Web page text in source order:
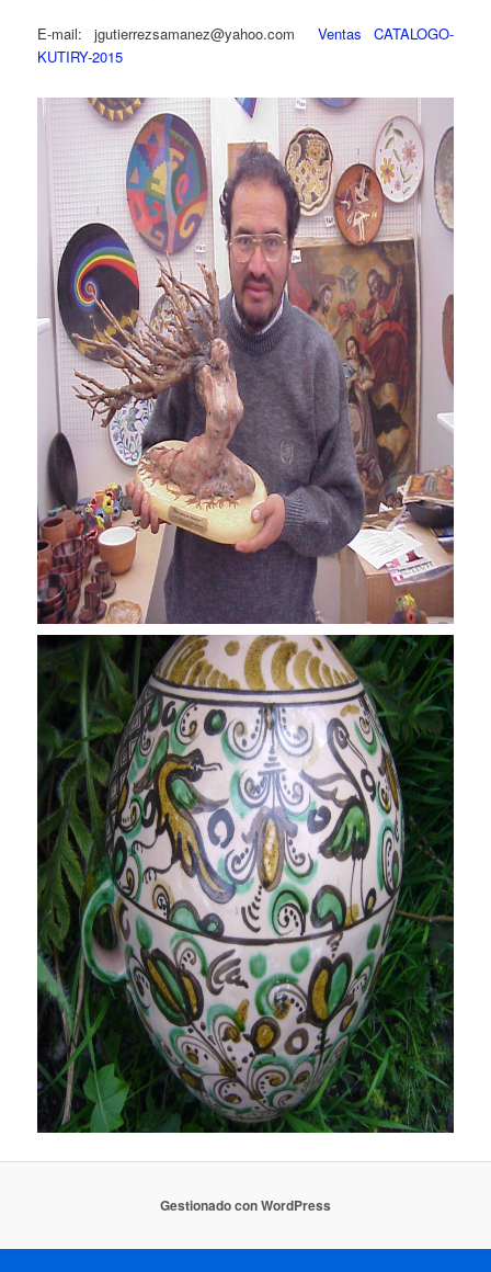
E-mail: jgutierrezsamanez@yahoo.comVentas
CATALOGO-
KUTIRY-2015
Gestionado con WordPress